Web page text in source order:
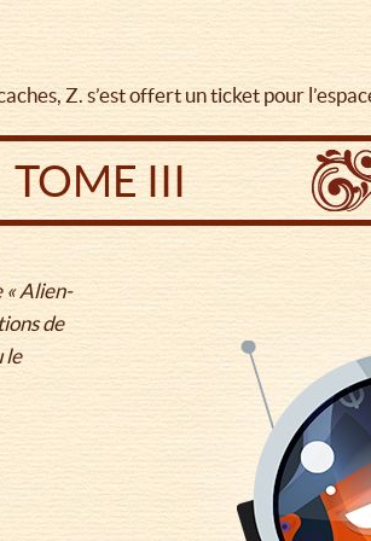
Z. s’est offert un ticket pour
TOME III
« Alien-
de
le